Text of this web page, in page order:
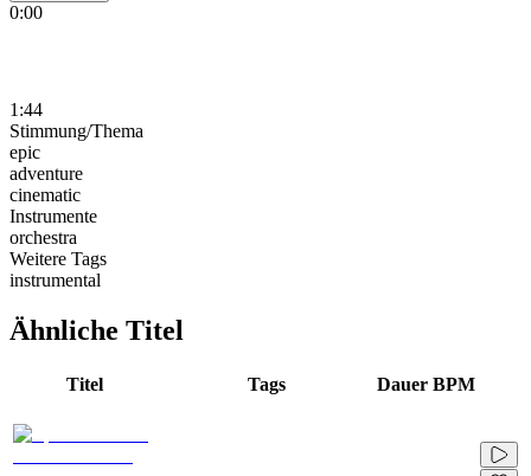
0:00
1:44
Stimmung/Thema
epic
adventure
cinematic
Instrumente
orchestra
Weitere Tags
instrumental
Ähnliche Titel
Titel Tags Dauer BPM